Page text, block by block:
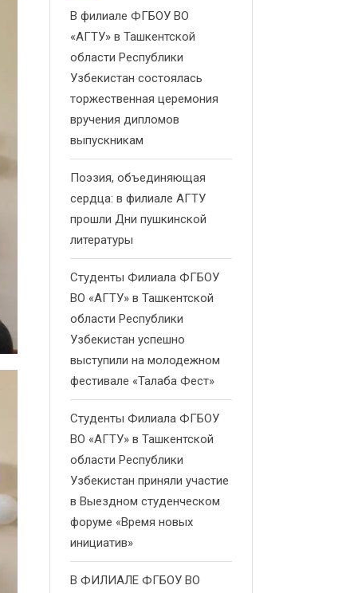
В филиале ФГБОУ ВО
«АГТУ» в Ташкентской
области Республики
Узбекистан состоялась
торжественная церемония
вручения дипломов
выпускникам
Поэзия, объединяющая
сердца: в филиале АГТУ
прошли Дни пушкинской
литературы
Студенты Филиала ФГБОУ
ВО «АГТУ» в Ташкентской
области Республики
Узбекистан успешно
выступили на молодежном
фестивале «Талаба Фест»
Студенты Филиала ФГБОУ
ВО «АГТУ» в Ташкентской
области Республики
Узбекистан приняли участие
в Выездном студенческом
форуме «Время новых
инициатив»
В ФИЛИАЛЕ ФГБОУ ВО